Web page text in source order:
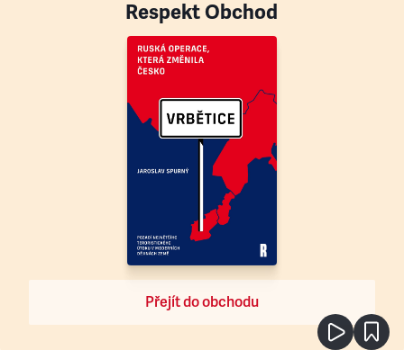
Respekt Obchod
Přejít do obchodu